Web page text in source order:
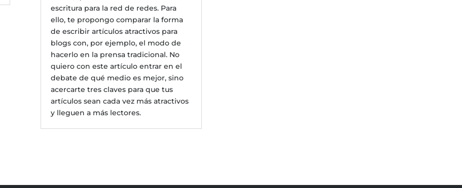
escritura para la red de redes. Para
ello, te propongo comparar la forma
de escribir artículos atractivos para
blogs con, por ejemplo, el modo de
hacerlo en la prensa tradicional. No
quiero con este artículo entrar en el
debate de qué medio es mejor, sino
acercarte tres claves para que tus
artículos sean cada vez más atractivos
y lleguen a más lectores.